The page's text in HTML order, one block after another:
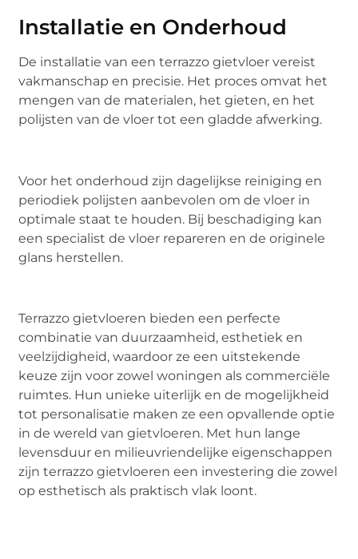
Installatie en Onderhoud
De installatie van een terrazzo gietvloer vereist
vakmanschap en precisie. Het proces omvat het
mengen van de materialen, het gieten, en het
polijsten van de vloer tot een gladde afwerking.
Voor het onderhoud zijn dagelijkse reiniging en
periodiek polijsten aanbevolen om de vloer in
optimale staat te houden. Bij beschadiging kan
een specialist de vloer repareren en de originele
glans herstellen.
Terrazzo gietvloeren bieden een perfecte
combinatie van duurzaamheid, esthetiek en
veelzijdigheid, waardoor ze een uitstekende
keuze zijn voor zowel woningen als commerciële
ruimtes. Hun unieke uiterlijk en de mogelijkheid
tot personalisatie maken ze een opvallende optie
in de wereld van gietvloeren. Met hun lange
levensduur en milieuvriendelijke eigenschappen
zijn terrazzo gietvloeren een investering die zowel
op esthetisch als praktisch vlak loont.